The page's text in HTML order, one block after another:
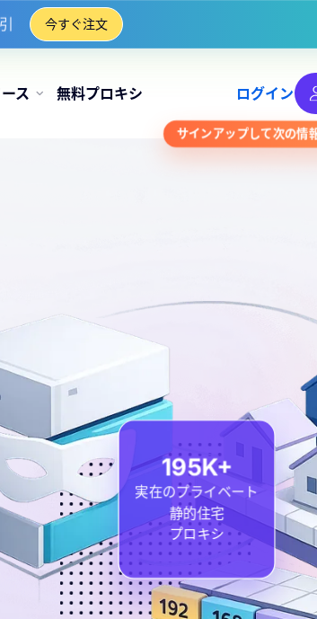
引
今すぐ注文
ス 無料プロキシ ログイン
サインアップして次の情
200K+
実在のプライベート
静的住宅
プロキシ